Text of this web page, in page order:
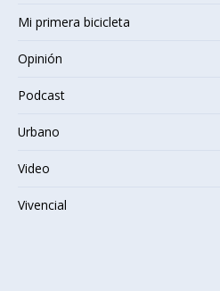
Mi primera bicicleta
Opinión
Podcast
Urbano
Video
Vivencial